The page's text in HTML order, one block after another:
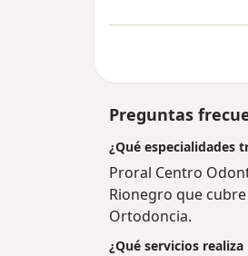
Preguntas
¿Qué especialidades
Proral Centro
Rionegro que
Ortodoncia.
¿Qué servicios